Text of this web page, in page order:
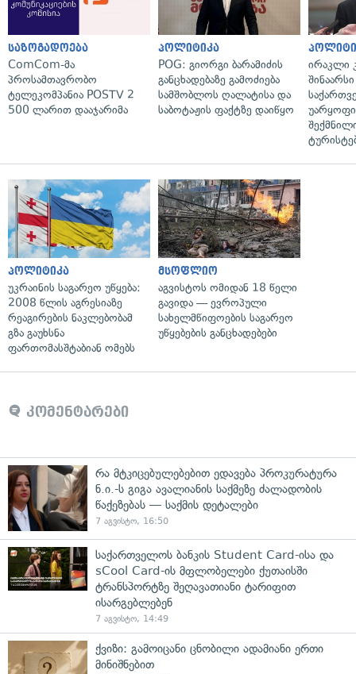
საზოგადოება
ComCom-მა
პროსამთავრობო
ტელეკომპანია POSTV 2
500 ლარით დააჯარიმა
პოლიტიკა
POG: გიორგი ბარამიძის
განცხადებაზე გამოძიება
სამშობლოს ღალატისა და
საბოტაჟის ფაქტზე დაიწყო
ირაკლი
პოლიტიკა
უკრაინის საგარეო უწყება:
2008 წლის აგრესიაზე
რეაგირების ნაკლებობამ
გზა გაუხსნა
ფართომასშტაბიან ომებს
მსოფლიო
აგვისტოს ომიდან 18 წელი
გავიდა — ევროპული
სახელმწიფოების საგარეო
უწყებების განცხადებები
კომენტარები
რა მტკიცებულებებით ედავება პროკურატურა
ნ.ი.-ს გიგა ავალიანის საქმეზე ძალადობის
წაქეზებას — საქმის დეტალები
7 აგვისტო, 16:50
საქართველოს ბანკის Student Card-ისა და
sCool Card-ის მფლობელები ქუთაისში
ტრანსპორტზე შეღავათიანი ტარიფით
ისარგებლებენ
7 აგვისტო, 14:49
ქვიზი: გამოიცანი ცნობილი ადამიანი ერთი
მინიშნებით